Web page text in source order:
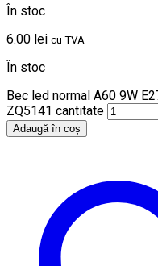
În stoc
6.00 lei cu TVA
În stoc
Bec led normal A60 9W
ZQ5141 cantitate
Adaugă în coș